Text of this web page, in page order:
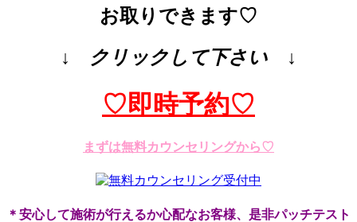
お取りできます♡
↓ クリックして下さい ↓
♡即時予約♡
まずは無料カウンセリングから♡
＊安心して施術が行えるか心配なお客様、是非パッチテスト